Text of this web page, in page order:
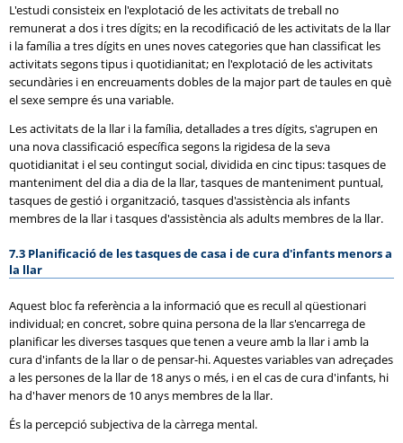
L'estudi consisteix en l'explotació de les activitats de treball no
remunerat a dos i tres dígits; en la recodificació de les activitats de la llar
i la família a tres dígits en unes noves categories que han classificat les
activitats segons tipus i quotidianitat; en l'explotació de les activitats
secundàries i en encreuaments dobles de la major part de taules en què
el sexe sempre és una variable.
Les activitats de la llar i la família, detallades a tres dígits, s'agrupen en
una nova classificació específica segons la rigidesa de la seva
quotidianitat i el seu contingut social, dividida en cinc tipus: tasques de
manteniment del dia a dia de la llar, tasques de manteniment puntual,
tasques de gestió i organització, tasques d'assistència als infants
membres de la llar i tasques d'assistència als adults membres de la llar.
7.3 Planificació de les tasques de casa i de cura d'infants menors a
la llar
Aquest bloc fa referència a la informació que es recull al qüestionari
individual; en concret, sobre quina persona de la llar s'encarrega de
planificar les diverses tasques que tenen a veure amb la llar i amb la
cura d'infants de la llar o de pensar-hi. Aquestes variables van adreçades
a les persones de la llar de 18 anys o més, i en el cas de cura d'infants, hi
ha d'haver menors de 10 anys membres de la llar.
És la percepció subjectiva de la càrrega mental.